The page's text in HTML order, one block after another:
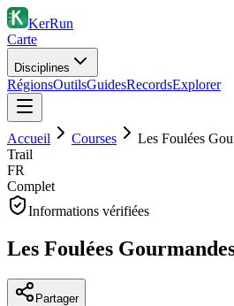
KerRun
Carte
Disciplines
RégionsOutilsGuidesRecordsExplorer
Accueil Courses
Les Foulées
Trail
FR
Complet
Informations vérifiées
Les Foulées
Partager